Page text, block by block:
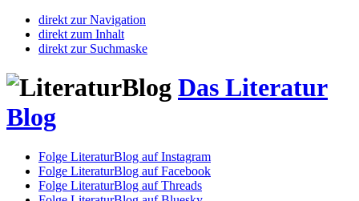
direkt zur Navigation
direkt zum Inhalt
direkt zur Suchmaske
Das Literatur
Blog
Folge LiteraturBlog auf Instagram
Folge LiteraturBlog auf Facebook
Folge LiteraturBlog auf Threads